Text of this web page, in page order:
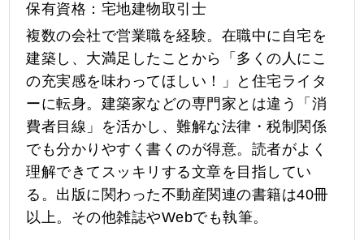
保有資格：宅地建物取引士
複数の会社で営業職を経験。在職中に自宅を
建築し、大満足したことから「多くの人にこ
の充実感を味わってほしい！」と住宅ライタ
ーに転身。建築家などの専門家とは違う「消
費者目線」を活かし、難解な法律・税制関係
でも分かりやすく書くのが得意。読者がよく
理解できてスッキリする文章を目指してい
る。出版に関わった不動産関連の書籍は40冊
以上。その他雑誌やWebでも執筆。